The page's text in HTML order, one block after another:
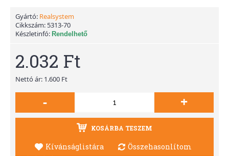
Gyártó: Realsystem
Cikkszám: 5313-70
Készletinfó: Rendelhető
2.032 Ft
Nettó ár: 1.600 Ft
- +
KOSÁRBA TESZEM
Kívánságlistára Összehasonlítom